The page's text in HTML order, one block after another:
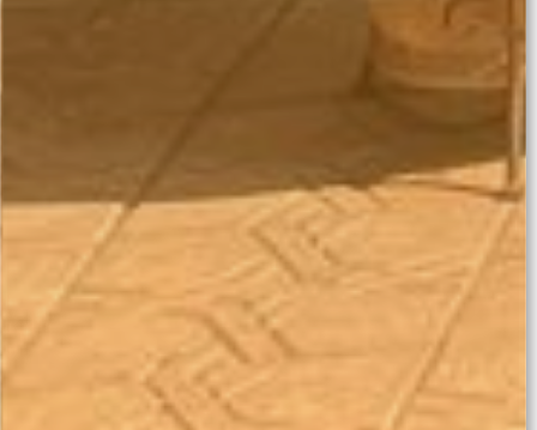
CLC Morocco
Angle Rues Khalid Ibn El Oualid et Sourya Quartier Saadia,
Guéliz, Marrakech 40000
Follow Us
 